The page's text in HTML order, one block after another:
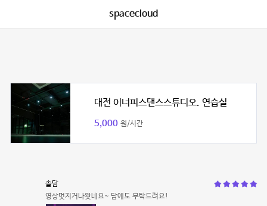
spacecloud
대전 이너피스댄스스튜디오. 연습실
5,000 원/시간
솔담
영상멋지거나왓네요~ 담에도 부탁드려요!